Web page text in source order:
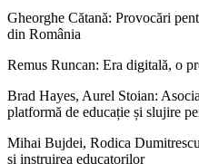
Gheorghe Cătană: Provocări
din România
Remus Runcan: Era digitală, o
Brad Hayes, Aurel Stoian:
platformă de educație și slujire
Mihai Bujdei, Rodica
și instruirea educatorilor